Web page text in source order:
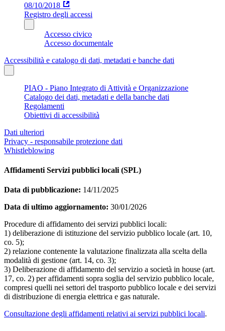
08/10/2018
Registro degli accessi
Accesso civico
Accesso documentale
Accessibilità e catalogo di dati, metadati e banche dati
PIAO - Piano Integrato di Attività e Organizzazione
Catalogo dei dati, metadati e della banche dati
Regolamenti
Obiettivi di accessibilità
Dati ulteriori
Privacy - responsabile protezione dati
Whistleblowing
Affidamenti Servizi pubblici locali (SPL)
Data di pubblicazione: 14/11/2025
Data di ultimo aggiornamento: 30/01/2026
Procedure di affidamento dei servizi pubblici locali:
1) deliberazione di istituzione del servizio pubblico locale (art. 10,
co. 5);
2) relazione contenente la valutazione finalizzata alla scelta della
modalità di gestione (art. 14, co. 3);
3) Deliberazione di affidamento del servizio a società in house (art.
17, co. 2) per affidamenti sopra soglia del servizio pubblico locale,
compresi quelli nei settori del trasporto pubblico locale e dei servizi
di distribuzione di energia elettrica e gas naturale.
Consultazione degli affidamenti relativi ai servizi pubblici locali.